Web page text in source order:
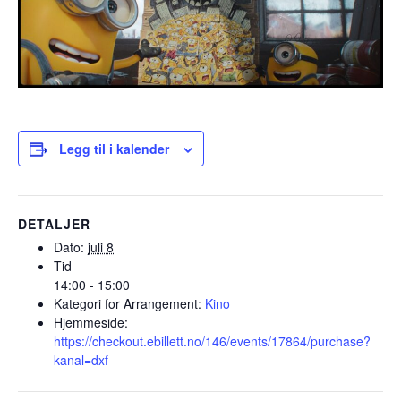
Legg til i kalender
DETALJER
Dato: juli 8
Tid
14:00 - 15:00
Kategori for Arrangement: Kino
Hjemmeside:
https://checkout.ebillett.no/146/events/17864/purchase?
kanal=dxf